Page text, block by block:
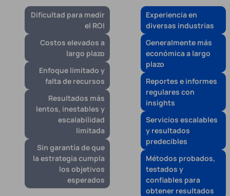
Dificultad para medir
el ROI
Costos elevados a
largo plazo
Enfoque limitado y
falta de recursos
Resultados más
lentos, inestables y
escalabilidad
limitada
Sin garantía de que
la estrategia cumpla
los objetivos
esperados
Experiencia en
diversas industrias
Generalmente más
económica a largo
plazo
Reportes e informes
regulares con
insights
Servicios escalables
y resultados
predecibles
Métodos probados,
testados y
confiables para
obtener resultados